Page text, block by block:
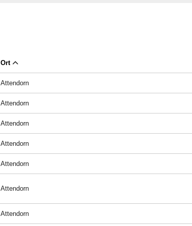
Ort
Attendorn
Attendorn
Attendorn
Attendorn
Attendorn
Attendorn
Attendorn